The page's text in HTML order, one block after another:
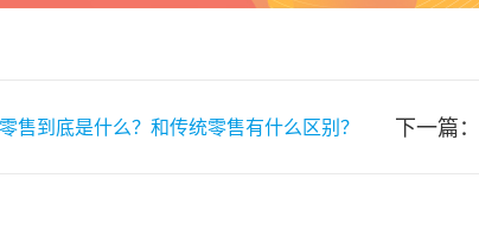
售到底是什么？和传统零售有什么区别？ 下一篇：